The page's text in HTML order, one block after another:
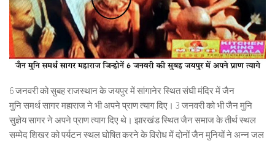
6 जनवरी को सुबह राजस्थान के जयपुर में सांगानेर स्थित संघी मंदिर में जैन
मुनि समर्थ सागर महाराज ने भी अपने प्राण त्याग दिए। 3 जनवरी को भी जैन मुनि
सुज्ञेय सागर ने अपने प्राण त्याग दिए थे। झारखंड स्थित जैन समाज के तीर्थ स्थल
सम्मेद शिखर को पर्यटन स्थल घोषित करने के विरोध में दोनों जैन मुनियों ने अन्न जल